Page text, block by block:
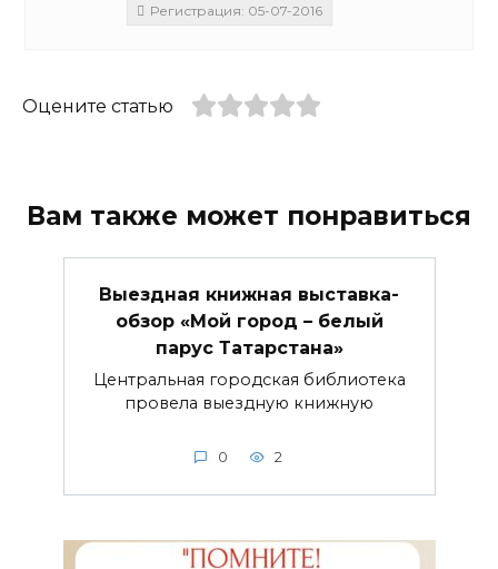
Регистрация: 05-07-2016
Оцените статью
Вам также может понравиться
Выездная книжная выставка-
обзор «Мой город – белый
парус Татарстана»
Центральная городская библиотека
провела выездную книжную
0 2